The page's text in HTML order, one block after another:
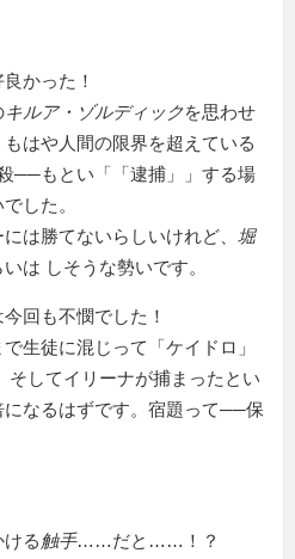
かった！
キルア・ゾルディックを思わせ
はや人間の限界を超えている
──もとい「 逮捕
」する場
した。
は勝てないらしいけれど、 堀
は しそうな勢いです。
今回も不憫でした！
生徒に混じって
ケイドロ
そしてイリーナが捕まったとい
になるはずです。宿題って──保
る触手……だと……！？